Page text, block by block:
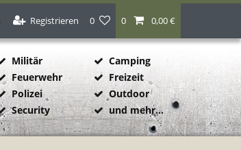
Registrieren 0 0 0,00 €
Militär
Feuerwehr
Polizei
Security
Camping
Freizeit
Outdoor
und mehr...